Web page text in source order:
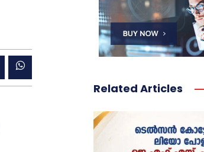
Related Articles